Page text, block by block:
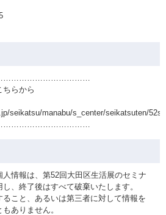
ちらから
seikatsu/manabu/s_center/seikatsuten/
人情報は、第52回大田区生活展のセミナ
、終了後はすべて破棄いたします。
こと、あるいは第三者に対して情報を
ありません。